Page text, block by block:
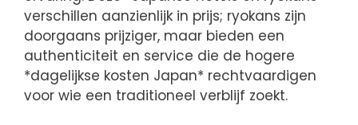
verschillen aanzienlijk in prijs; ryokans zijn
doorgaans prijziger, maar bieden een
authenticiteit en service die de hogere
*dagelijkse kosten Japan* rechtvaardigen
voor wie een traditioneel verblijf zoekt.